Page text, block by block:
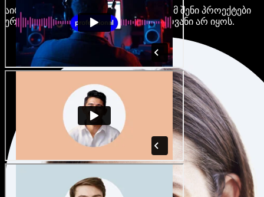
აირჩიე ასობით AI ხმა და აქცენტი, რომ შენი პროექტები
ერთმანეთს არ ჰგავდეს და ერთფეროვანი არ იყოს.